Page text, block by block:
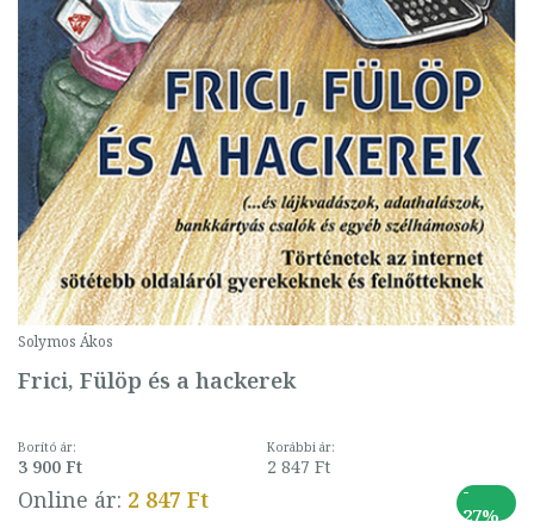
Solymos Ákos
Frici, Fülöp és a hackerek
Borító ár:
3 900 Ft
Korábbi ár:
2 847 Ft
Online ár: 2 847 Ft
-
27%